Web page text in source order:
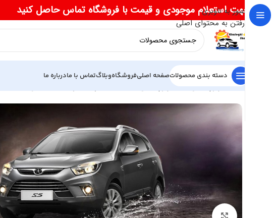
عبور به ناوبری
رفتن به محتوای اصلی
جهت استعلام موجودی و قیمت با فروشگاه تماس حاصل کنید
دسته بندی محصولاتصفحه اصلیفروشگاهوبلاگتماس با مادرباره ما
خانه لوازم یدکی جک